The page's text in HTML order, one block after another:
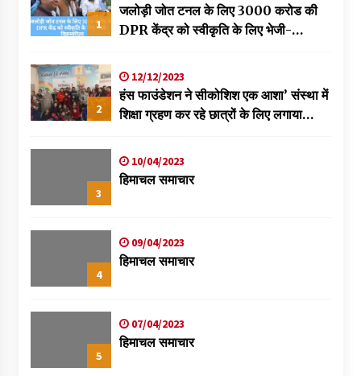
1
जलोड़ी जोत टनल के लिए 3000 करोड की
DPR केंद्र को स्वीकृति के लिए भेजी-
2
12/12/2023
हंस फाउंडेशन ने सीकोशिश एक आशा’ संस्था में
शिक्षा ग्रहण कर रहे छात्रों के लिए लगाया
3
10/04/2023
हिमाचल समाचार
4
09/04/2023
हिमाचल समाचार
5
07/04/2023
हिमाचल समाचार